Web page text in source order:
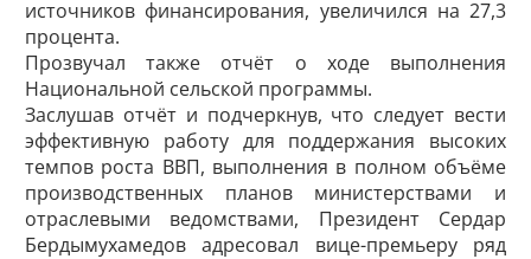
источников финансирования, увеличился на 27,3
процента.
Прозвучал также отчёт о ходе выполнения
Национальной сельской программы.
Заслушав отчёт и подчеркнув, что следует вести
эффективную работу для поддержания высоких
темпов роста ВВП, выполнения в полном объёме
производственных планов министерствами и
отраслевыми ведомствами, Президент Сердар
Бердымухамедов адресовал вице-премьеру ряд